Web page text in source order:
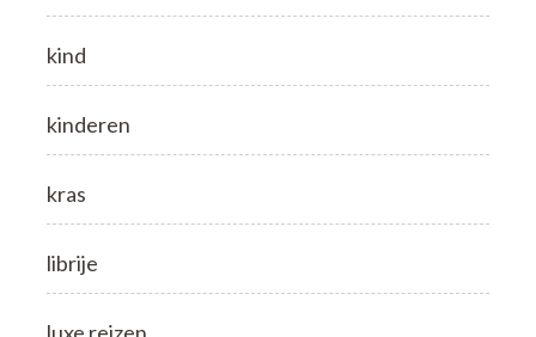
kind
kinderen
kras
librije